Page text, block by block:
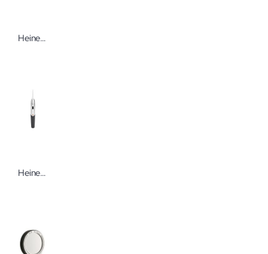
Heine Einmalgebrauchs-Mundspatel für Spatelhalter
Heine mini-e Ear Light Untersuchungslampe mit Leuchtstab